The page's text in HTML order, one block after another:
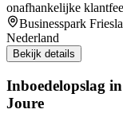
onafhankelijke
Businesspark
Nederland
Bekijk details
Inboedelopslag
Joure